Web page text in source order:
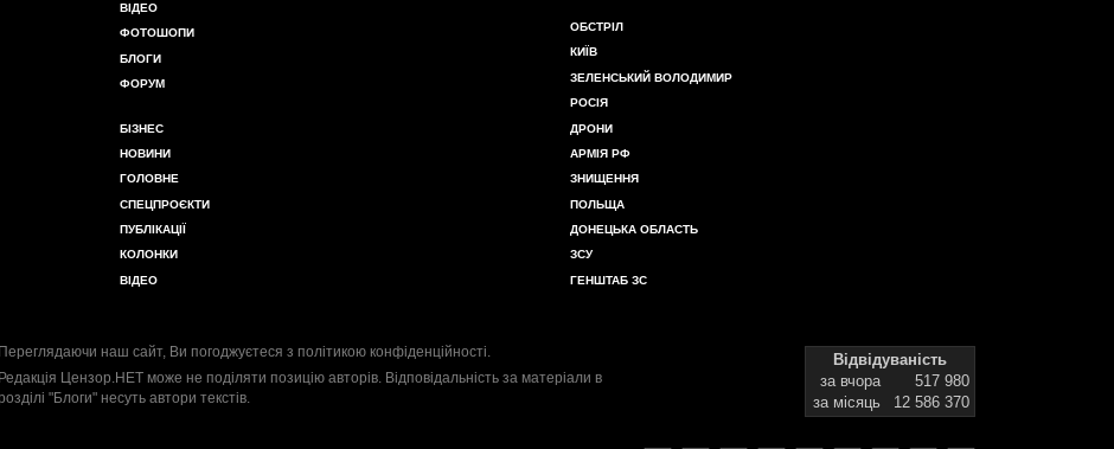
ВІДЕО
ФОТОШОПИ
БЛОГИ
ФОРУМ
БІЗНЕС
НОВИНИ
ГОЛОВНЕ
СПЕЦПРОЄКТИ
ПУБЛІКАЦІЇ
КОЛОНКИ
ВІДЕО
ОБСТРІЛ
КИЇВ
ЗЕЛЕНСЬКИЙ ВОЛОДИМИР
РОСІЯ
ДРОНИ
АРМІЯ РФ
ЗНИЩЕННЯ
ПОЛЬЩА
ДОНЕЦЬКА ОБЛАСТЬ
ЗСУ
ГЕНШТАБ ЗС
Переглядаючи наш сайт, Ви погоджуєтеся з політикою конфіденційності.
Редакція Цензор.НЕТ може не поділяти позицію авторів. Відповідальність за матеріали в
"Блоги" несуть автори текстів.
Відвідуваність
за вчора
517 980
за місяць
12 586 370